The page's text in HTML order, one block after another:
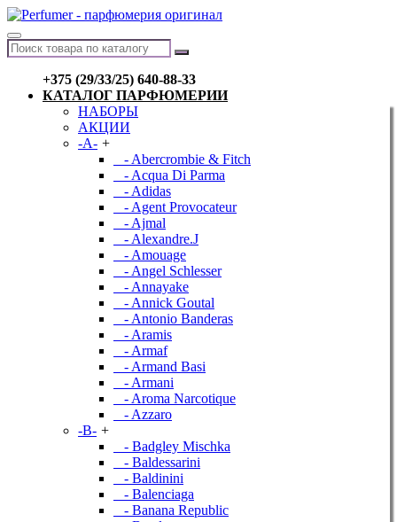
+375 (29/33/25) 640-88-33
КАТАЛОГ ПАРФЮМЕРИИ
НАБОРЫ
АКЦИИ
-A- +
- Abercrombie & Fitch
- Acqua Di Parma
- Adidas
- Agent Provocateur
- Ajmal
- Alexandre.J
- Amouage
- Angel Schlesser
- Annayake
- Annick Goutal
- Antonio Banderas
- Aramis
- Armaf
- Armand Basi
- Armani
- Aroma Narcotique
- Azzaro
-B- +
- Badgley Mischka
- Baldessarini
- Baldinini
- Balenciaga
- Banana Republic